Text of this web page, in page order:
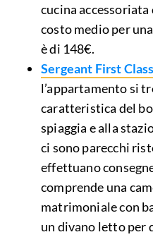
cucina
costo medio per
è di 148€.
Sergeant First
l’appartamento si
caratteristica del
spiaggia e alla
ci sono parecchi
effettuano
comprende una
matrimoniale con
un divano letto per